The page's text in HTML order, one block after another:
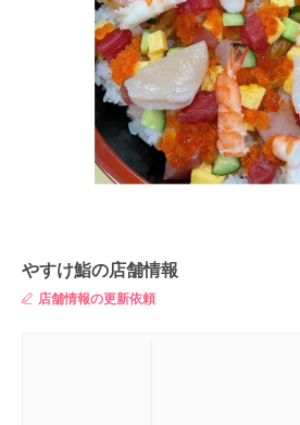
やすけ鮨の店舗情報
店舗情報の更新依頼